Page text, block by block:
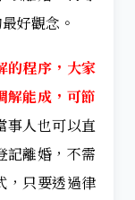
好觀念。
的程序，大家
解能成，可節
事人也可以直
記離婚，不需
，只要透過律